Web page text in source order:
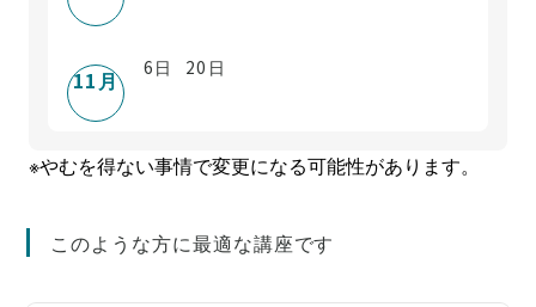
11 月 6 日 20 日
※やむを得ない事情で変更になる可能性があります。
このような方に最適な講座です